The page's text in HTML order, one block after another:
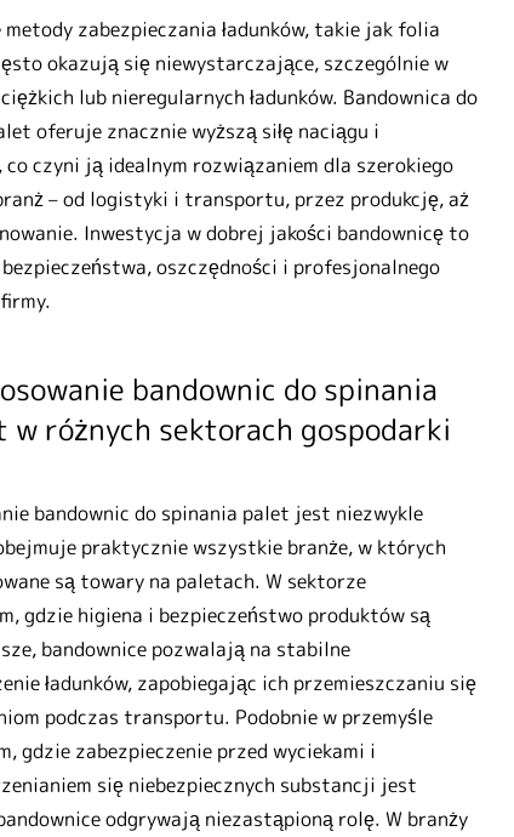
metody zabezpieczania ładunków, takie jak folia
okazują się niewystarczające, szczególnie w
lub nieregularnych ładunków. Bandownica do
oferuje znacznie wyższą siłę naciągu i
czyni ją idealnym rozwiązaniem dla szerokiego
– od logistyki i transportu, przez produkcję, aż
Inwestycja w dobrej jakości bandownicę to
oszczędności i profesjonalnego
bandownic do spinania
w różnych sektorach gospodarki
bandownic do spinania palet jest niezwykle
praktycznie wszystkie branże, w których
są towary na paletach. W sektorze
gdzie higiena i bezpieczeństwo produktów są
bandownice pozwalają na stabilne
ładunków, zapobiegając ich przemieszczaniu się
podczas transportu. Podobnie w przemyśle
gdzie zabezpieczenie przed wyciekami i
się niebezpiecznych substancji jest
odgrywają niezastąpioną rolę. W branży